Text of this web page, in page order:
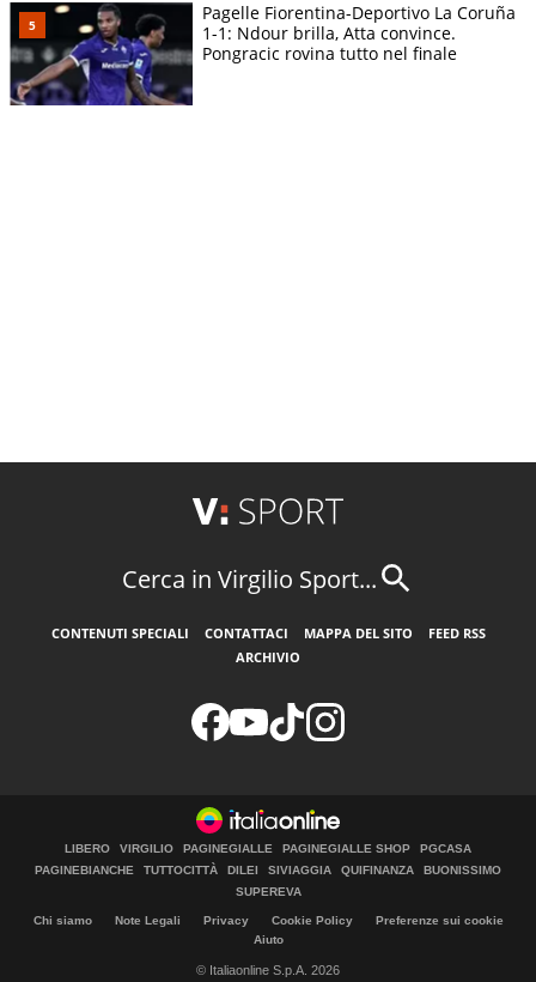
Pagelle Fiorentina-Deportivo La Coruña
1-1: Ndour brilla, Atta convince.
Pongracic rovina tutto nel finale
Cerca in Virgilio Sport...
CONTENUTI SPECIALI CONTATTACI MAPPA DEL SITO
FEED RSS
ARCHIVIO
LIBERO VIRGILIO PAGINEGIALLE PAGINEGIALLE SHOP
PGCASA
PAGINEBIANCHE
TUTTOCITTÀ DILEI SIVIAGGIA QUIFINANZA
BUONISSIMO
SUPEREVA
Chi siamo Note Legali Privacy Cookie Policy
Preferenze sui cookie
Aiuto
© Italiaonline S.p.A. 2026